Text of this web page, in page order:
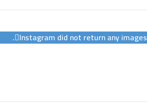
Instagram did not return any images.